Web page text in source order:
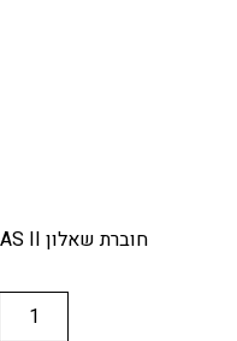
חוברת שאלון ABAS II למבוגרים – 25 עותקים